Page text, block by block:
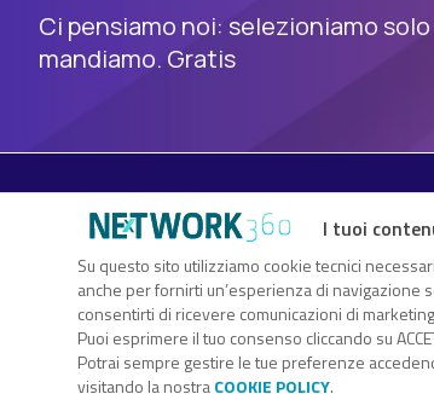
Ci pensiamo noi: selezioniamo
mandiamo. Gratis
TechFlix360 è il nuovo centro risorse di
sull’innovazione digitale che ti consente di
attraverso white paper, webcast, eBook,
I tuoi
Su questo sito utilizziamo cookie tecnici
anche per fornirti un’esperienza di
consentirti di ricevere comunicazioni di
Puoi esprimere il tuo consenso cliccando su
Potrai sempre gestire le tue preferenze
visitando la nostraCOOKIE POLICY.